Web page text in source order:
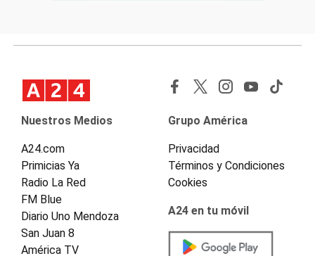
Nuestros Medios
A24.com
Primicias Ya
Radio La Red
FM Blue
Diario Uno Mendoza
San Juan 8
América TV
Grupo América
Privacidad
Términos y Condiciones
Cookies
A24 en tu móvil